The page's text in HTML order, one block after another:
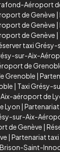
Aéroport
de Genève |
de Genève |
de Genève |
taxi Grésy-
sur-Aix-
de
Grenoble |
| Taxi Grésy-
aéroport de
Lyon |
sur-Aix-
de Genève |
| Partenariat
Brison-Saint-